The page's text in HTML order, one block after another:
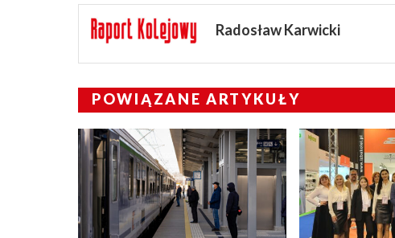
Radosław Karwicki
POWIĄZANE ARTYKUŁY